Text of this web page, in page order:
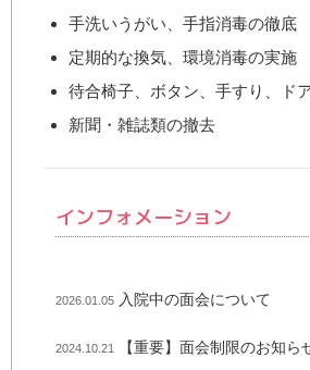
手洗いうがい、手指消毒の徹底
定期的な換気、環境消毒の実施
待合椅子、ボタン、手すり、ド
新聞・雑誌類の撤去
インフォメーション
2026.01.05 入院中の面会について
2024.10.21 【重要】面会制限のお知ら